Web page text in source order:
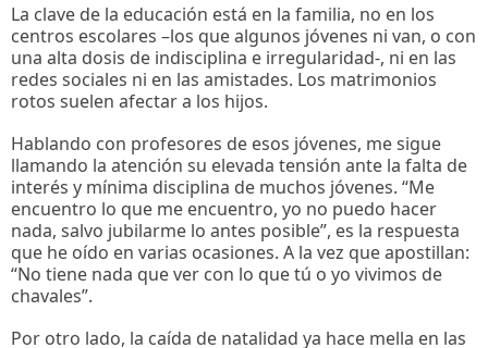
La clave de la educación está en la familia, no en los
centros escolares –los que algunos jóvenes ni van, o con
una alta dosis de indisciplina e irregularidad-, ni en las
redes sociales ni en las amistades. Los matrimonios
rotos suelen afectar a los hijos.
Hablando con profesores de esos jóvenes, me sigue
llamando la atención su elevada tensión ante la falta de
interés y mínima disciplina de muchos jóvenes. “Me
encuentro lo que me encuentro, yo no puedo hacer
nada, salvo jubilarme lo antes posible”, es la respuesta
que he oído en varias ocasiones. A la vez que apostillan:
“No tiene nada que ver con lo que tú o yo vivimos de
chavales”.
Por otro lado, la caída de natalidad ya hace mella en las